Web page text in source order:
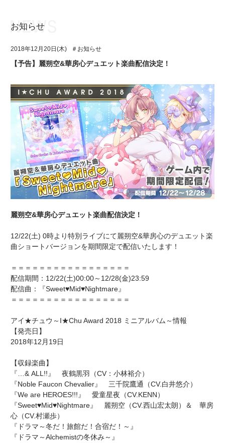
アプリゲーム
イベント・キャンペーン
ミュージック
グッズ・本
ギャラリー
ユニット&キャラクター
アプリゲーム
イベント・キャンペーン
ミュージック
グッズ・本
ギャラリー
お知らせ
2018年12月20日(木) ＃お知らせ
【予告】麗朔空&華房心デュエット楽曲配信決定！
麗朔空&華房心デュエット楽曲配信決定！
12/22(土) 0時より特別ライブにて麗朔空&華房心のデュエット楽
曲ショートバージョンを期間限定で配信いたします！
＝＝＝＝＝＝＝＝＝＝＝＝＝＝＝＝＝
配信期間：12/22(土)00:00～12/28(金)23:59
配信曲：『Sweet♥Mid♥Nightmare』
＝＝＝＝＝＝＝＝＝＝＝＝＝＝＝＝＝
アイ★チュウ～I★Chu Award 2018 ミニアルバム～情報
【発売日】
2018年12月19日
【収録楽曲】
『…& ALL!!』 夜鶴黒羽（CV：小林裕介）
『Noble Faucon Chevalier』 三千院鷹通（CV.白井悠介）
『We are HEROES!!!』 愛童星夜（CV.KENN）
『Sweet♥Mid♥Nightmare』 麗朔空（CV.西山宏太朗）＆ 華房
心（CV.村瀬歩）
『ドラマ～冬だ！旅館だ！合宿だ！～』
『ドラマ～Alchemistの冬休み～』